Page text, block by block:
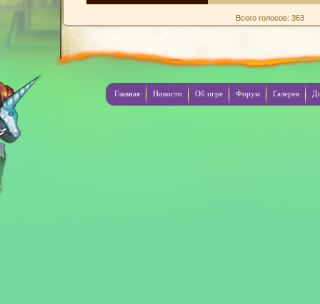
Всего голосов: 363
Главная Новости Об игре Форум Галерея